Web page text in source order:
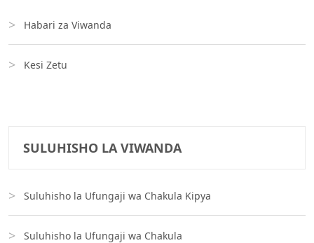
Habari za Viwanda
Kesi Zetu
SULUHISHO LA VIWANDA
Suluhisho la Ufungaji wa Chakula Kipya
Suluhisho la Ufungaji wa Chakula